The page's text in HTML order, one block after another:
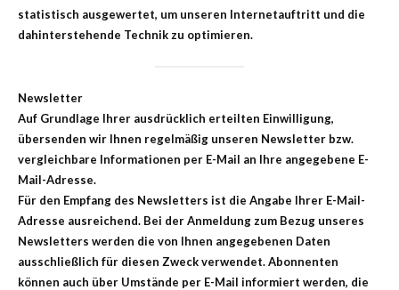
statistisch ausgewertet, um unseren Internetauftritt und die
dahinterstehende Technik zu optimieren.
Newsletter
Auf Grundlage Ihrer ausdrücklich erteilten Einwilligung,
übersenden wir Ihnen regelmäßig unseren Newsletter bzw.
vergleichbare Informationen per E-Mail an Ihre angegebene E-
Mail-Adresse.
Für den Empfang des Newsletters ist die Angabe Ihrer E-Mail-
Adresse ausreichend. Bei der Anmeldung zum Bezug unseres
Newsletters werden die von Ihnen angegebenen Daten
ausschließlich für diesen Zweck verwendet. Abonnenten
können auch über Umstände per E-Mail informiert werden, die